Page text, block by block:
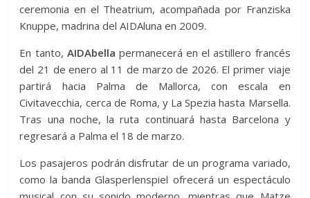
ceremonia en el Theatrium, acompañada por Franziska
Knuppe, madrina del AIDAluna en 2009.
En tanto, AIDAbella permanecerá en el astillero francés
del 21 de enero al 11 de marzo de 2026. El primer viaje
partirá hacia Palma de Mallorca, con escala en
Civitavecchia, cerca de Roma, y La Spezia hasta Marsella.
Tras una noche, la ruta continuará hasta Barcelona y
regresará a Palma el 18 de marzo.
Los pasajeros podrán disfrutar de un programa variado,
como la banda Glasperlenspiel ofrecerá un espectáculo